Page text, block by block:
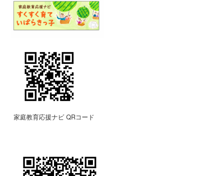
家庭教育応援ナビ QRコード